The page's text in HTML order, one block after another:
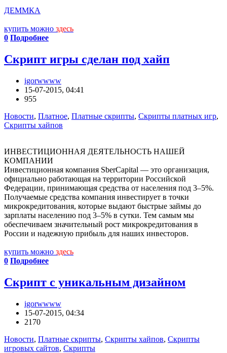
ДЕММКА
купить можно здесь
0 Подробнее
Скрипт игры сделан под хайп
igorwwww
15-07-2015, 04:41
955
Новости, Платное, Платные скрипты, Скрипты платных игр,
Скрипты хайпов
ИНВЕСТИЦИОННАЯ ДЕЯТЕЛЬНОСТЬ НАШЕЙ
КОМПАНИИ
Инвестиционная компания SberCapital — это организация,
официально работающая на территории Российской
Федерации, принимающая средства от населения под 3–5%.
Получаемые средства компания инвестирует в точки
микрокредитования, которые выдают быстрые займы до
зарплаты населению под 3–5% в сутки. Тем самым мы
обеспечиваем значительный рост микрокредитования в
России и надежную прибыль для наших инвесторов.
купить можно здесь
0 Подробнее
Скрипт с уникальным дизайном
igorwwww
15-07-2015, 04:34
2170
Новости, Платные скрипты, Скрипты хайпов, Скрипты
игровых сайтов, Скрипты